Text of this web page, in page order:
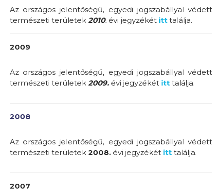
Az országos jelentőségű, egyedi jogszabállyal védett
természeti területek 2010. évi jegyzékét itt találja.
2009
Az országos jelentőségű, egyedi jogszabállyal védett
természeti területek 2009. évi jegyzékét itt találja.
2008
Az országos jelentőségű, egyedi jogszabállyal védett
természeti területek 2008. évi jegyzékét itt találja.
2007